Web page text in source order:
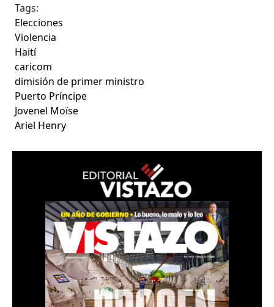
Tags:
Elecciones
Violencia
Haití
caricom
dimisión de primer ministro
Puerto Príncipe
Jovenel Moïse
Ariel Henry